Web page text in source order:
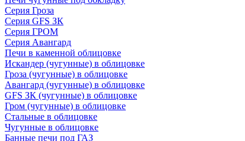
Серия Гроза
Серия GFS ЗК
Серия ГРОМ
Серия Авангард
Печи в каменной облицовке
Искандер (чугунные) в облицовке
Гроза (чугунные) в облицовке
Авангард (чугунные) в облицовке
GFS ЗК (чугунные) в облицовке
Гром (чугунные) в облицовке
Стальные в облицовке
Чугунные в облицовке
Банные печи под ГАЗ